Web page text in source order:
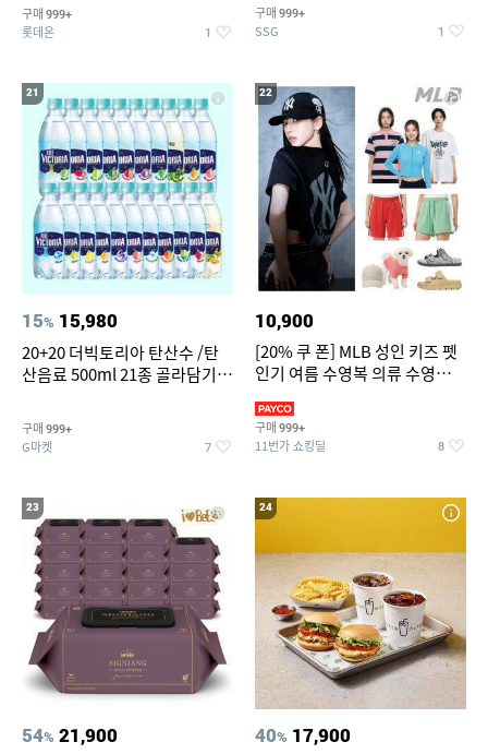
구매 999+
롯데온 1
구매 999+
SSG 1
21
15% 15,980
20+20 더빅토리아 탄산수 /탄
산음료 500ml 21종 골라담기
구매 999+
G마켓 7
22
10,900
[20% 쿠 폰] MLB 성인 키즈 펫
인기 여름 수영복 의류 수영복
구매 999+
11번가 쇼킹딜 8
23
54% 21,900
24
40% 17,900